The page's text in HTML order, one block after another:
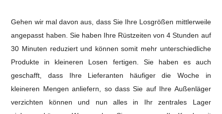
Gehen wir mal davon aus, dass Sie Ihre Losgrößen mittlerweile
angepasst haben. Sie haben Ihre Rüstzeiten von 4 Stunden auf
30 Minuten reduziert und können somit mehr unterschiedliche
Produkte in kleineren Losen fertigen. Sie haben es auch
geschafft, dass Ihre Lieferanten häufiger die Woche in
kleineren Mengen anliefern, so dass Sie auf Ihre Außenläger
verzichten können und nun alles in Ihr zentrales Lager